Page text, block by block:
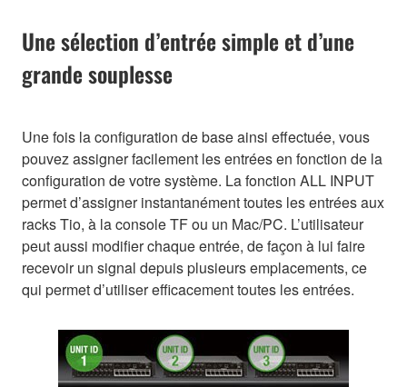
Une sélection d’entrée simple et d’une
grande souplesse
Une fois la configuration de base ainsi effectuée, vous
pouvez assigner facilement les entrées en fonction de la
configuration de votre système. La fonction ALL INPUT
permet d’assigner instantanément toutes les entrées aux
racks Tio, à la console TF ou un Mac/PC. L’utilisateur
peut aussi modifier chaque entrée, de façon à lui faire
recevoir un signal depuis plusieurs emplacements, ce
qui permet d’utiliser efficacement toutes les entrées.